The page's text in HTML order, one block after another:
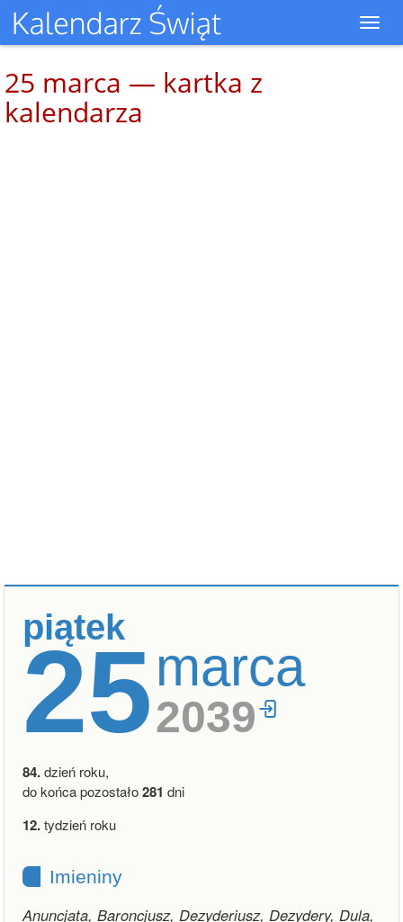
25 marca — kartka z
kalendarza
piątek
25marca
2039
84.dzień roku,
do końca pozostało281 dni
12.tydzień roku
Imieniny
Anuncjata, Baroncjusz, Dezyderiusz, Dezydery, Dula,